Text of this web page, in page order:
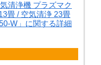
清浄機 プラズマク
畳 / 空気清浄 23畳
W」に関する詳細